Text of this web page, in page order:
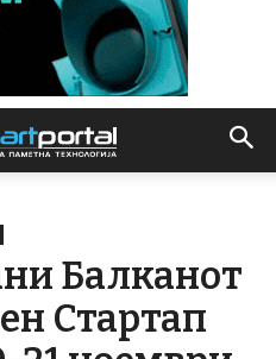
Балканот
Стартап